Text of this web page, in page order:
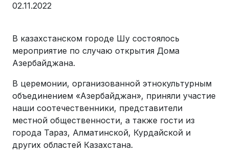
02.11.2022
В казахстанском городе Шу состоялось
мероприятие по случаю открытия Дома
Азербайджана.
В церемонии, организованной этнокультурным
объединением «Азербайджан», приняли участие
наши соотечественники, представители
местной общественности, а также гости из
города Тараз, Алматинской, Курдайской и
других областей Казахстана.